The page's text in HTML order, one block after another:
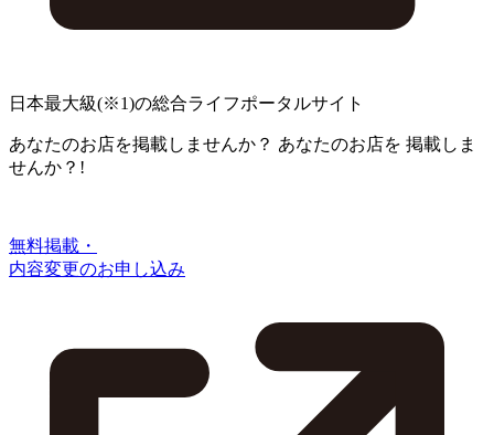
日本最大級(※1)の総合ライフポータルサイト
あなたのお店を掲載しませんか？ あなたのお店を 掲載しま
せんか？!
無料掲載・
内容変更のお申し込み